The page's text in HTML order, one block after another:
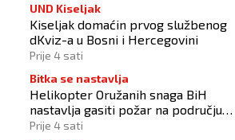
UND Kiseljak
Kiseljak domaćin prvog službenog
dKviz-a u Bosni i Hercegovini
Prije 4 sati
Bitka se nastavlja
Helikopter Oružanih snaga BiH
nastavlja gasiti požar na području
Konjica
Prije 4 sati